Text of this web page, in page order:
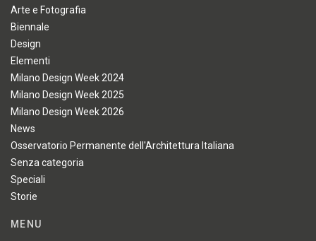
Arte e Fotografia
Biennale
Design
Elementi
Milano Design Week 2024
Milano Design Week 2025
Milano Design Week 2026
News
Osservatorio Permanente dell'Architettura Italiana
Senza categoria
Speciali
Storie
MENU